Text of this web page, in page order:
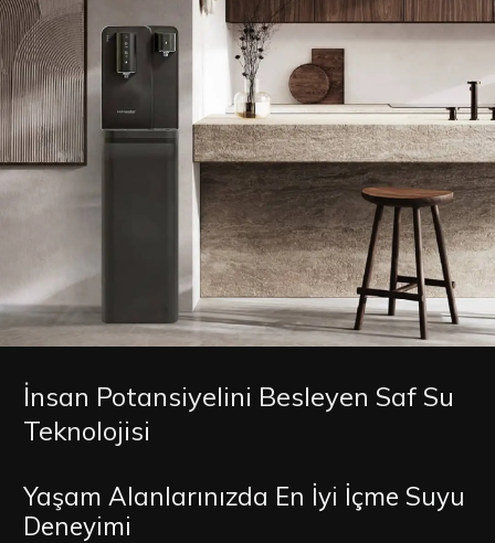
İnsan Potansiyelini Besleyen Saf Su
Teknolojisi
Yaşam Alanlarınızda En İyi İçme Suyu
Deneyimi